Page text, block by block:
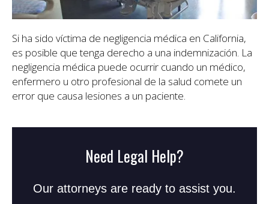
Si ha sido víctima de negligencia médica en California,
es posible que tenga derecho a una indemnización. La
negligencia médica puede ocurrir cuando un médico,
enfermero u otro profesional de la salud comete un
error que causa lesiones a un paciente.
Need Legal Help?
Our attorneys are ready to assist you.